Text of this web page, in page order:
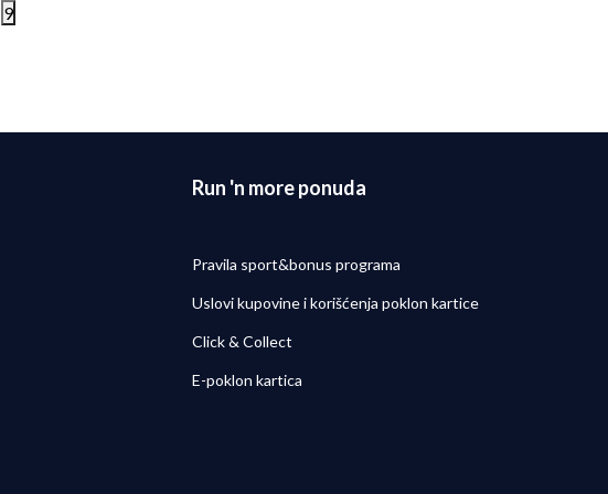
9
Run 'n more ponuda
Pravila sport&bonus programa
Uslovi kupovine i korišćenja poklon kartice
Click & Collect
E-poklon kartica